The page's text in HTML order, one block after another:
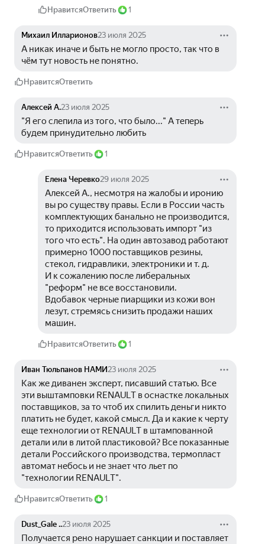
НравитсяОтветить 1
Михаил Илларионов23 июля 2025
А никак иначе и быть не могло просто, так что в
чём тут новость не понятно.
НравитсяОтветить
Алексей А.23 июля 2025
"Я его слепила из того, что было..." А теперь
будем принудительно любить
НравитсяОтветить 1
Елена Черевко29 июля 2025
Алексей А., несмотря на жалобы и иронию
вы ро существу правы. Если в России часть
комплектующих банально не производится,
то приходится использовать импорт "из
того что есть". На один автозавод работают
примерно 1000 поставщиков резины,
стекол, гидравлики, электроники и т. д.
И к сожалению после либеральных
"реформ" не все восстановили.
Вдобавок черные пиарщики из кожи вон
лезут, стремясь снизить продажи наших
машин.
НравитсяОтветить 1
Иван Тюльпанов НАМИ23 июля 2025
Как же диванен эксперт, писавший статью. Все
эти выштамповки RENAULT в оснастке локальных
поставщиков, за то чтоб их спилить деньги никто
платить не будет, какой смысл. Да и какие к черту
еще технологии от RENAULT в штампованной
детали или в литой пластиковой? Все показанные
детали Российского производства, термопласт
автомат небось и не знает что льет по
"технологии RENAULT".
НравитсяОтветить 1
Dust_Gale ..23 июля 2025
Получается рено нарушает санкции и поставляет